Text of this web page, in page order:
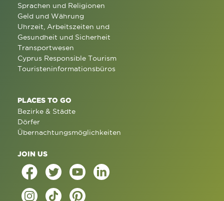
Sprachen und Religionen
Geld und Währung
Uhrzeit, Arbeitszeiten und
Gesundheit und Sicherheit
Transportwesen
Cyprus Responsible Tourism
Touristeninformationsbüros
PLACES TO GO
Bezirke & Städte
Dörfer
Übernachtungsmöglichkeiten
JOIN US